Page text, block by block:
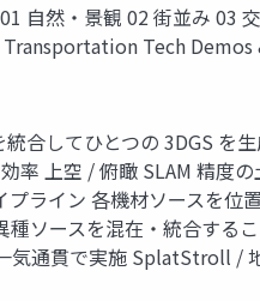
自然・景観 02 街並み 03
Tech
合してひとつの 3DGS を
率 上空 / 俯瞰 SLAM 精度
ライン 各機材ソースを位
ソースを混在・統合する
通貫で実施 SplatStroll /